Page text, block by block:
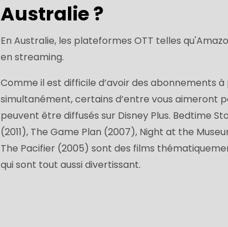
Australie ?
En Australie, les plateformes OTT telles
en streaming.
Comme il est difficile d’avoir des abonnements
simultanément, certains d’entre vous aimeront
peuvent être diffusés sur Disney Plus. Bedtime
(2011), The Game Plan (2007), Night at the
The Pacifier (2005) sont des films
qui sont tout aussi divertissant.